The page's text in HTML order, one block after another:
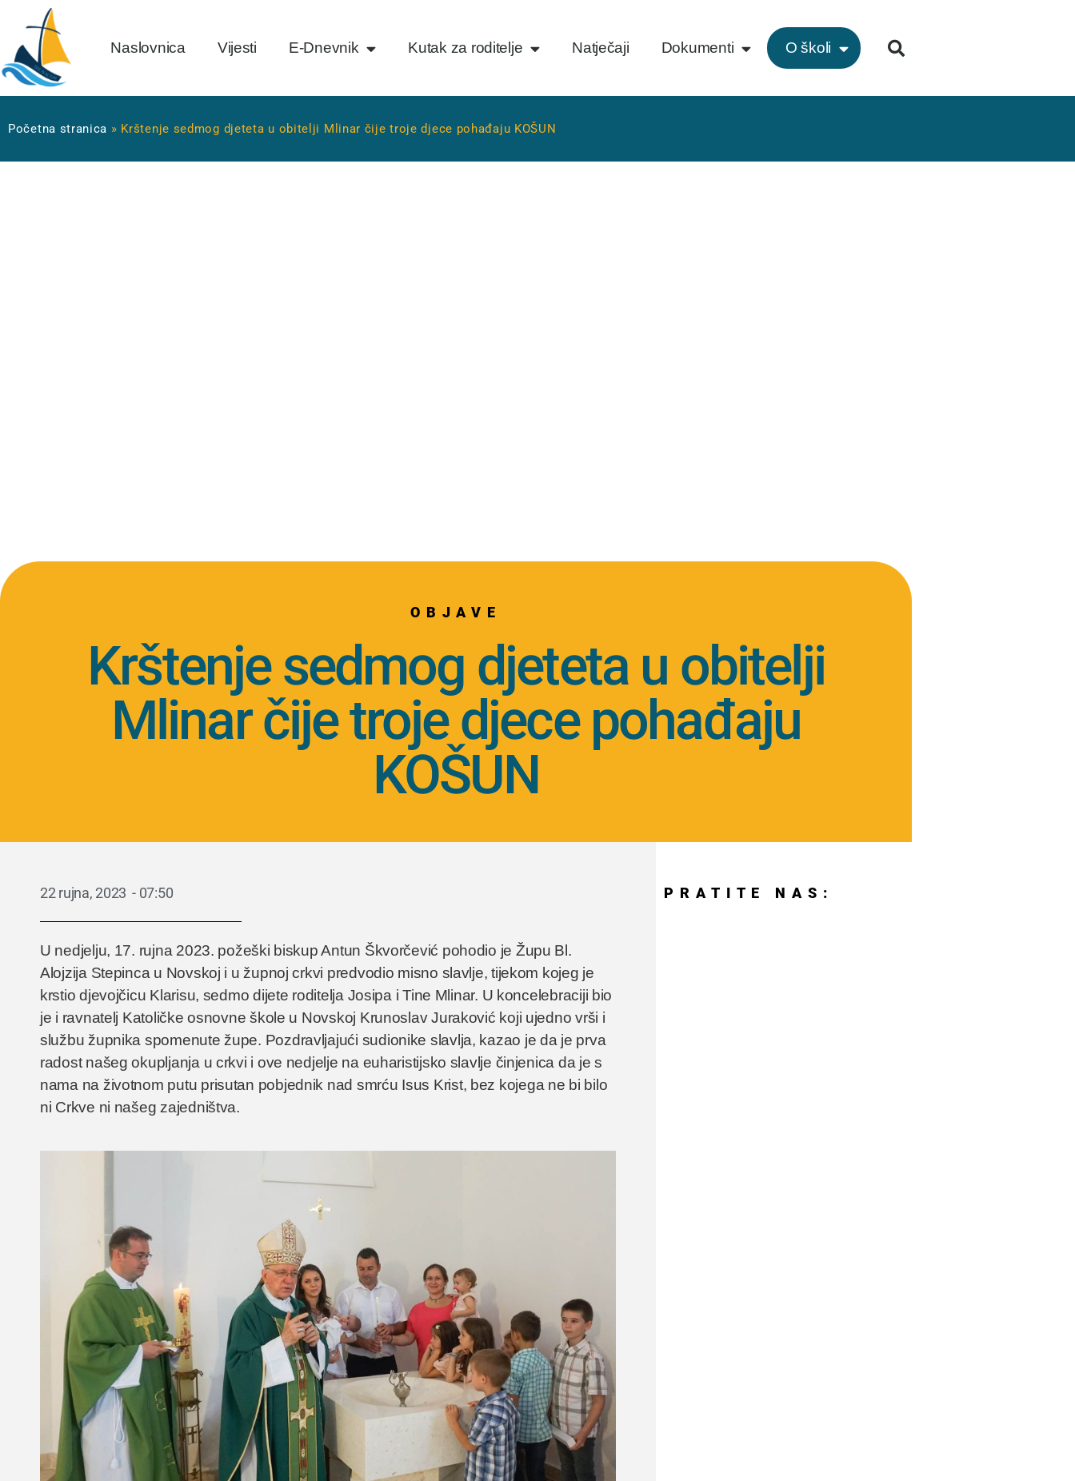
Naslovnica Vijesti E-Dnevnik Kutak za roditelje Natječaji Dokumenti O školi
Početna stranica » Krštenje sedmog djeteta u obitelji Mlinar čije troje djece pohađaju KOŠUN
OBJAVE
Krštenje sedmog djeteta u obitelji
Mlinar čije troje djece pohađaju
KOŠUN
22 rujna, 2023 - 07:50
U nedjelju, 17. rujna 2023. požeški biskup Antun Škvorčević pohodio je Župu Bl.
Alojzija Stepinca u Novskoj i u župnoj crkvi predvodio misno slavlje, tijekom kojeg je
krstio djevojčicu Klarisu, sedmo dijete roditelja Josipa i Tine Mlinar. U koncelebraciji bio
je i ravnatelj Katoličke osnovne škole u Novskoj Krunoslav Juraković koji ujedno vrši i
službu župnika spomenute župe. Pozdravljajući sudionike slavlja, kazao je da je prva
radost našeg okupljanja u crkvi i ove nedjelje na euharistijsko slavlje činjenica da je s
nama na životnom putu prisutan pobjednik nad smrću Isus Krist, bez kojega ne bi bilo
ni Crkve ni našeg zajedništva.
PRATITE NAS: